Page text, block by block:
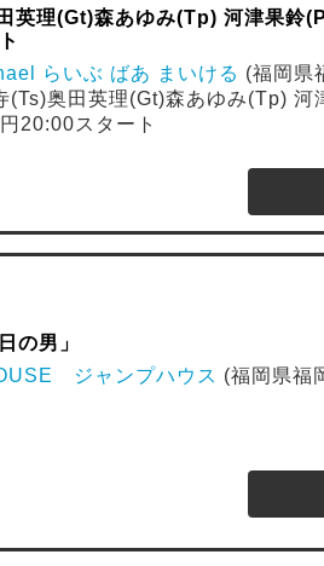
英理(Gt)森あゆみ(Tp) 河津果鈴
らいぶ ばあ まいける (福岡県
奥田英理(Gt)森あゆみ(Tp) 河
20:00スタート
の男」
ジャンプハウス (福岡県福